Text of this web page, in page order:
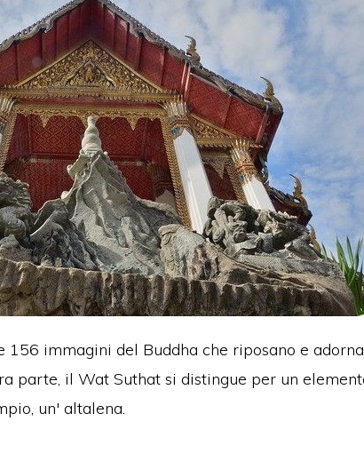
156 immagini del Buddha che riposano e
parte, il Wat Suthat si distingue per un
un' altalena.